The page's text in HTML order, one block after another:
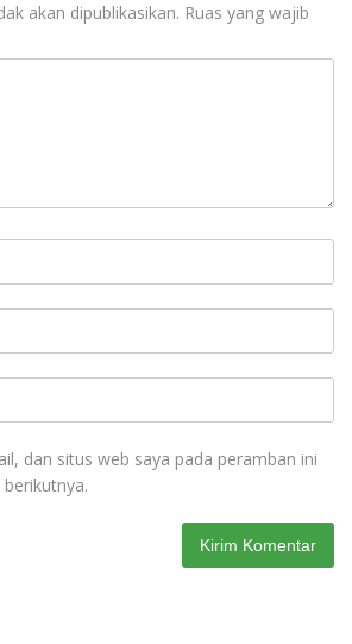
akan dipublikasikan. Ruas yang wajib
dan situs web saya pada peramban ini